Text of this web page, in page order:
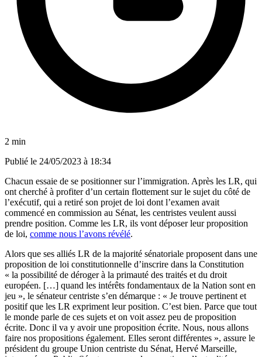
2 min
Publié le 24/05/2023 à 18:34
Chacun essaie de se positionner sur l’immigration. Après les LR, qui
ont cherché à profiter d’un certain flottement sur le sujet du côté de
l’exécutif, qui a retiré son projet de loi dont l’examen avait
commencé en commission au Sénat, les centristes veulent aussi
prendre position. Comme les LR, ils vont déposer leur proposition
de loi, comme nous l’avons révélé.
Alors que ses alliés LR de la majorité sénatoriale proposent dans une
proposition de loi constitutionnelle d’inscrire dans la Constitution
« la possibilité de déroger à la primauté des traités et du droit
européen. […] quand les intérêts fondamentaux de la Nation sont en
jeu », le sénateur centriste s’en démarque : « Je trouve pertinent et
positif que les LR expriment leur position. C’est bien. Parce que tout
le monde parle de ces sujets et on voit assez peu de proposition
écrite. Donc il va y avoir une proposition écrite. Nous, nous allons
faire nos propositions également. Elles seront différentes », assure le
président du groupe Union centriste du Sénat, Hervé Marseille,